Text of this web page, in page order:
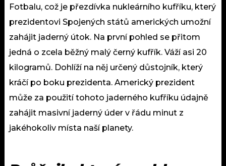
Fotbalu, což je přezdívka nukleárního kufříku, který
prezidentovi Spojených států amerických umožní
zahájit jaderný útok. Na první pohled se přitom
jedná o zcela běžný malý černý kufřík. Váží asi 20
kilogramů. Dohlíží na něj určený důstojník, který
kráčí po boku prezidenta. Americký prezident
může za použití tohoto jaderného kufříku údajně
zahájit masivní jaderný úder v řádu minut z
jakéhokoliv místa naší planety.